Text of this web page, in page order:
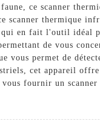
ce scanner
thermique
en fait l'outil idéal
de vous
permet de
cet appareil
fournir un